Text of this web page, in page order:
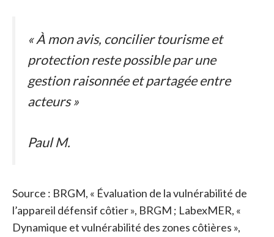
« À mon avis, concilier tourisme et
protection reste possible par une
gestion raisonnée et partagée entre
acteurs »
Paul M.
Source : BRGM, « Évaluation de la vulnérabilité de
l’appareil défensif côtier », BRGM ; LabexMER, «
Dynamique et vulnérabilité des zones côtières »,